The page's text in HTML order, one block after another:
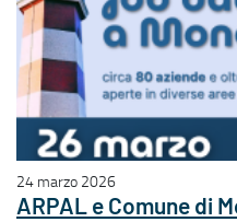
24 marzo 2026
ARPAL e Comune di